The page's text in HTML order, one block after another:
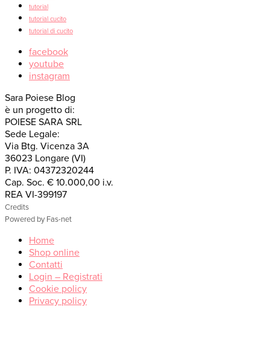
tutorial
tutorial cucito
tutorial di cucito
facebook
youtube
instagram
Sara Poiese Blog
è un progetto di:
POIESE SARA SRL
Sede Legale:
Via Btg. Vicenza 3A
36023 Longare (VI)
P. IVA: 04372320244
Cap. Soc. € 10.000,00 i.v.
REA VI-399197
Credits
Powered by Fas-net
Home
Shop online
Contatti
Login – Registrati
Cookie policy
Privacy policy